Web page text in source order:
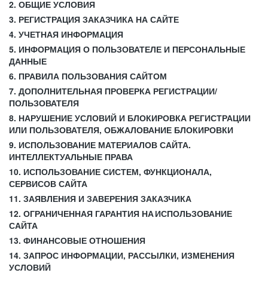
2. ОБЩИЕ УСЛОВИЯ
3. РЕГИСТРАЦИЯ ЗАКАЗЧИКА НА САЙТЕ
4. УЧЕТНАЯ ИНФОРМАЦИЯ
5. ИНФОРМАЦИЯ О ПОЛЬЗОВАТЕЛЕ И ПЕРСОНАЛЬНЫЕ
ДАННЫЕ
6. ПРАВИЛА ПОЛЬЗОВАНИЯ САЙТОМ
7. ДОПОЛНИТЕЛЬНАЯ ПРОВЕРКА РЕГИСТРАЦИИ/
ПОЛЬЗОВАТЕЛЯ
8. НАРУШЕНИЕ УСЛОВИЙ И БЛОКИРОВКА РЕГИСТРАЦИИ
ИЛИ ПОЛЬЗОВАТЕЛЯ, ОБЖАЛОВАНИЕ БЛОКИРОВКИ
9. ИСПОЛЬЗОВАНИЕ МАТЕРИАЛОВ САЙТА.
ИНТЕЛЛЕКТУАЛЬНЫЕ ПРАВА
10. ИСПОЛЬЗОВАНИЕ СИСТЕМ, ФУНКЦИОНАЛА,
СЕРВИСОВ САЙТА
11. ЗАЯВЛЕНИЯ И ЗАВЕРЕНИЯ ЗАКАЗЧИКА
12. ОГРАНИЧЕННАЯ ГАРАНТИЯ НА ИСПОЛЬЗОВАНИЕ
САЙТА
13. ФИНАНСОВЫЕ ОТНОШЕНИЯ
14. ЗАПРОС ИНФОРМАЦИИ, РАССЫЛКИ, ИЗМЕНЕНИЯ
УСЛОВИЙ